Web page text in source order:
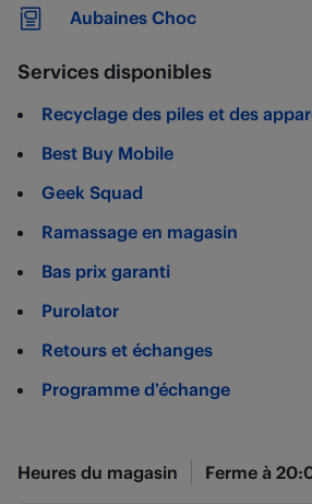
Aubaines Choc
Services disponibles
Recyclage des piles et des
Best Buy Mobile
Geek Squad
Ramassage en magasin
Bas prix garanti
Purolator
Retours et échanges
Programme d’échange
Heures du magasin Ferme à